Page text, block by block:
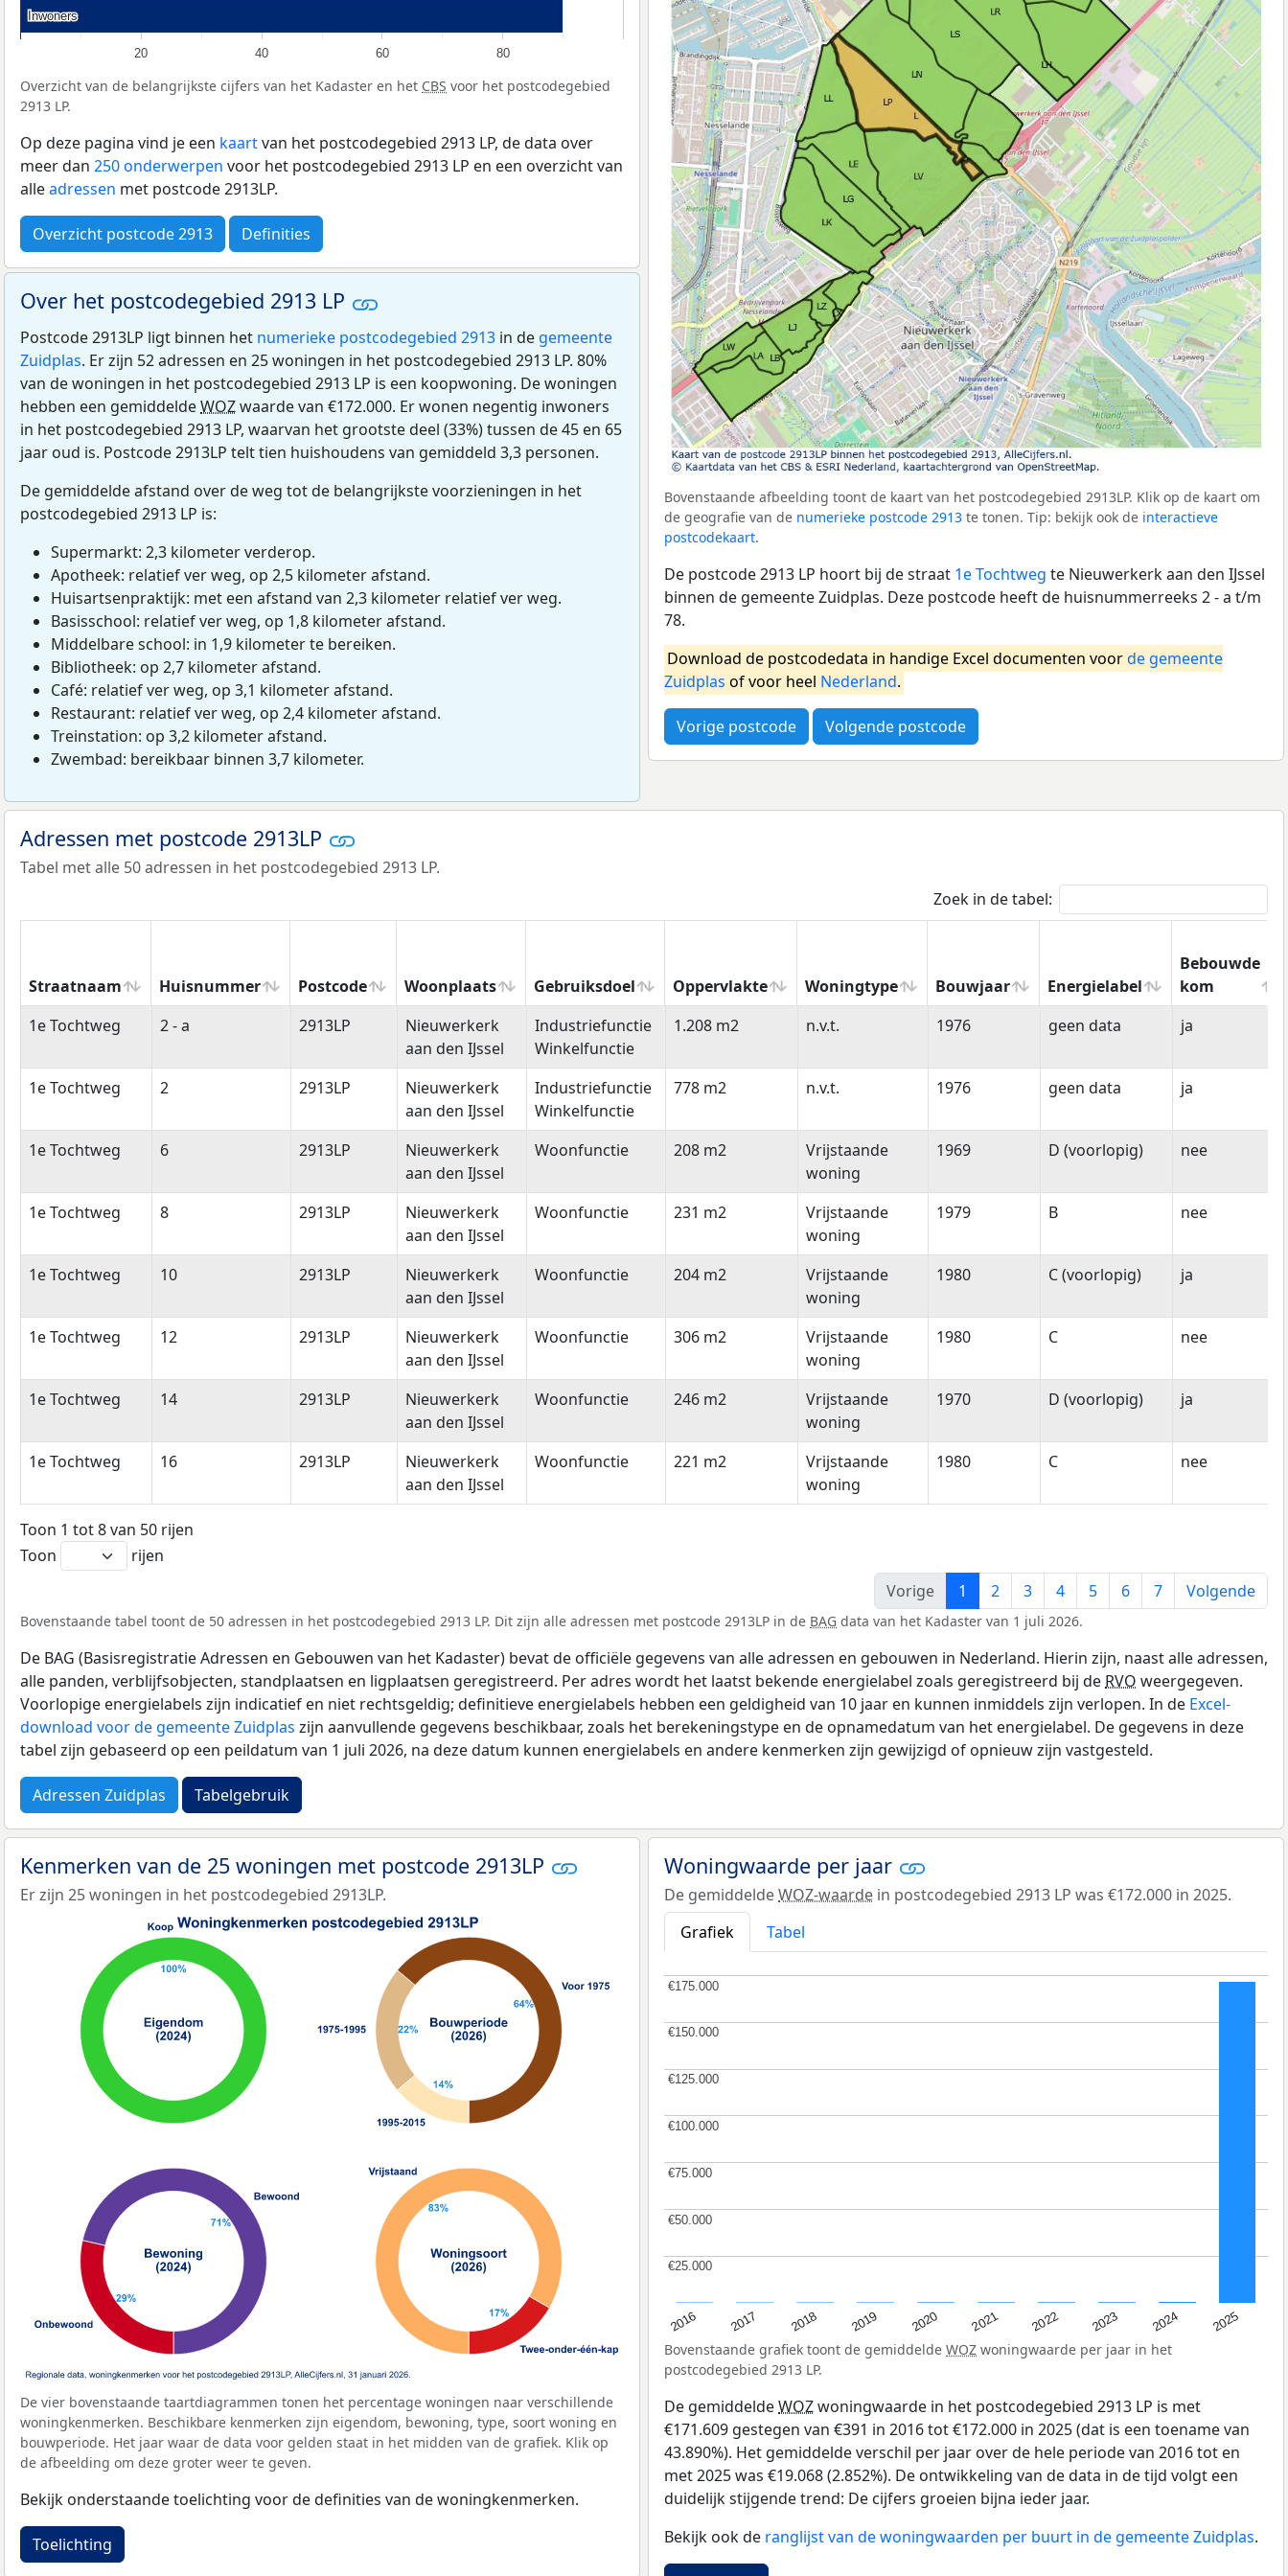
20 40 60 80
Inwoners
Inwoners
Overzicht van de belangrijkste cijfers van het Kadaster en het CBS voor het postcodegebied
2913 LP.
Op deze pagina vind je een kaartvan het postcodegebied 2913 LP, de data over
meer dan 250 onderwerpen voor het postcodegebied 2913 LP en een overzicht van
alleadressen met postcode 2913LP.
Overzicht postcode 2913 Definities
Over het postcodegebied 2913 LP
Postcode 2913LP ligt binnen het numerieke postcodegebied 2913 in de gemeente
Zuidplas. Er zijn 52 adressen en 25 woningen in het postcodegebied 2913 LP. 80%
van de woningen in het postcodegebied 2913 LP is een koopwoning. De woningen
hebben een gemiddeldeWOZwaarde van €172.000. Er wonen negentig inwoners
in het postcodegebied 2913 LP, waarvan het grootste deel (33%) tussen de 45 en 65
jaar oud is. Postcode 2913LP telt tien huishoudens van gemiddeld 3,3 personen.
De gemiddelde afstand over de weg tot de belangrijkste voorzieningen in het
postcodegebied 2913 LP is:
Supermarkt: 2,3 kilometer verderop.
Apotheek: relatief ver weg, op 2,5 kilometer afstand.
Huisartsenpraktijk: met een afstand van 2,3 kilometer relatief ver weg.
Basisschool: relatief ver weg, op 1,8 kilometer afstand.
Middelbare school: in 1,9 kilometer te bereiken.
Bibliotheek: op 2,7 kilometer afstand.
Café: relatief ver weg, op 3,1 kilometer afstand.
Restaurant: relatief ver weg, op 2,4 kilometer afstand.
Treinstation: op 3,2 kilometer afstand.
Zwembad: bereikbaar binnen 3,7 kilometer.
Bovenstaande afbeelding toont de kaart van het postcodegebied 2913LP. Klik op de kaart om
de geografie van de numerieke postcode 2913 te tonen. Tip: bekijk ook de interactieve
postcodekaart.
De postcode 2913 LP hoort bij de straat 1e Tochtweg te Nieuwerkerk aan den IJssel
binnen de gemeente Zuidplas. Deze postcode heeft de huisnummerreeks 2 - a t/m
78.
Download de postcodedata in handige Excel documenten voorde gemeente
Zuidplas of voor heel Nederland.
Vorige postcode Volgende postcode
Adressen met postcode 2913LP
Tabel met alle 50 adressen in het postcodegebied 2913 LP.
Zoek in de tabel:
Straatnaam Huisnummer Postcode Woonplaats Gebruiksdoel Oppervlakte Woningtype Bouwjaar Energielabel
Bebouwde
kom
Straatnaam
Huisnummer Postcode Woonplaats Gebruiksdoel Oppervlakte Woningtype Bouwjaar Energielabel
Bebouwde
kom
1e Tochtweg 2 - a 2913LP
Nieuwerkerk
aan den IJssel
Industriefunctie
Winkelfunctie
1.208 m2 n.v.t. 1976 geen data ja
1e Tochtweg 2 2913LP
Nieuwerkerk
aan den IJssel
Industriefunctie
Winkelfunctie
778 m2 n.v.t. 1976 geen data ja
1e Tochtweg 6 2913LP
Nieuwerkerk
aan den IJssel
Woonfunctie 208 m2
Vrijstaande
woning
1969 D (voorlopig) nee
1e Tochtweg 8 2913LP
Nieuwerkerk
aan den IJssel
Woonfunctie 231 m2
Vrijstaande
woning
1979 B nee
1e Tochtweg 10 2913LP
Nieuwerkerk
aan den IJssel
Woonfunctie 204 m2
Vrijstaande
woning
1980 C (voorlopig) ja
1e Tochtweg 12 2913LP
Nieuwerkerk
aan den IJssel
Woonfunctie 306 m2
Vrijstaande
woning
1980 C nee
1e Tochtweg 14 2913LP
Nieuwerkerk
aan den IJssel
Woonfunctie 246 m2
Vrijstaande
woning
1970 D (voorlopig) ja
1e Tochtweg 16 2913LP
Nieuwerkerk
aan den IJssel
Woonfunctie 221 m2
Vrijstaande
woning
1980 C nee
Toon 1 tot 8 van 50 rijen
Toon
rijen
Vorige
1 2 3 4 5 6 7 Volgende
Bovenstaande tabel toont de 50 adressen in het postcodegebied 2913 LP. Dit zijn alle adressen met postcode 2913LP in de BAG data van het Kadaster van 1 juli 2026.
De BAG (Basisregistratie Adressen en Gebouwen van het Kadaster) bevat de officiële gegevens van alle adressen en gebouwen in Nederland. Hierin zijn, naast alle adressen,
alle panden, verblijfsobjecten, standplaatsen en ligplaatsen geregistreerd. Per adres wordt het laatst bekende energielabel zoals geregistreerd bij de RVO weergegeven.
Voorlopige energielabels zijn indicatief en niet rechtsgeldig; definitieve energielabels hebben een geldigheid van 10 jaar en kunnen inmiddels zijn verlopen. In de Excel-
download voor de gemeente Zuidplas zijn aanvullende gegevens beschikbaar, zoals het berekeningstype en de opnamedatum van het energielabel. De gegevens in deze
tabel zijn gebaseerd op een peildatum van 1 juli 2026, na deze datum kunnen energielabels en andere kenmerken zijn gewijzigd of opnieuw zijn vastgesteld.
Adressen Zuidplas Tabelgebruik
Kenmerken van de 25 woningen met postcode 2913LP
Er zijn 25 woningen in het postcodegebied 2913LP.
De vier bovenstaande taartdiagrammen tonen het percentage woningen naar verschillende
woningkenmerken. Beschikbare kenmerken zijn eigendom, bewoning, type, soort woning en
bouwperiode. Het jaar waar de data voor gelden staat in het midden van de grafiek. Klik op
de afbeelding om deze groter weer te geven.
Bekijk onderstaande toelichting voor de definities van de woningkenmerken.
Toelichting
Woningwaarde per jaar
De gemiddeldeWOZ-waarde in postcodegebied 2913 LP was €172.000 in 2025.
Grafiek
Tabel
2016 2017 2018 2019 2020 2021 2022 2023 2024 2025
€25.000
€25.000
€50.000
€50.000
€75.000
€75.000
€100.000
€100.000
€125.000
€125.000
€150.000
€150.000
€175.000
€175.000
Bovenstaande grafiek toont de gemiddelde WOZ woningwaarde per jaar in het
postcodegebied 2913 LP.
De gemiddeldeWOZwoningwaarde in het postcodegebied 2913 LP is met
€171.609 gestegen van €391 in 2016 tot €172.000 in 2025 (dat is een toename van
43.890%). Het gemiddelde verschil per jaar over de hele periode van 2016 tot en
met 2025 was €19.068 (2.852%). De ontwikkeling van de data in de tijd volgt een
duidelijk stijgende trend: De cijfers groeien bijna ieder jaar.
Bekijk ook de ranglijst van de woningwaarden per buurt in de gemeente Zuidplas.